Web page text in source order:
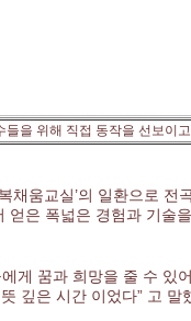
들을 위해 직접 동작을 선보이
채움교실’의 일환으로 전
은 폭넓은 경험과 기술
게 꿈과 희망을 줄 수 있
깊은 시간 이었다” 고 말